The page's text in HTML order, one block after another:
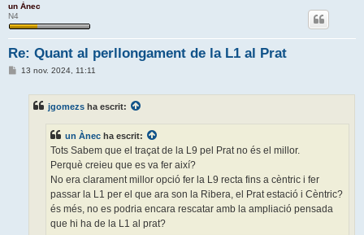
un Ànec
N4
Re: Quant al perllongament de la L1 al Prat
E13 nov. 2024, 11:11
jgomezs ha escrit:
un Ànec ha escrit:
Tots Sabem que el traçat de la L9 pel Prat no és el millor.
Perquè creieu que es va fer així?
No era clarament millor opció fer la L9 recta fins a cèntric i fer
passar la L1 per el que ara son la Ribera, el Prat estació i Cèntric?
és més, no es podria encara rescatar amb la ampliació pensada
que hi ha de la L1 al prat?